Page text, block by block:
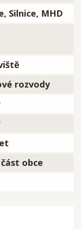
Silnice, MHD
rozvody
obce